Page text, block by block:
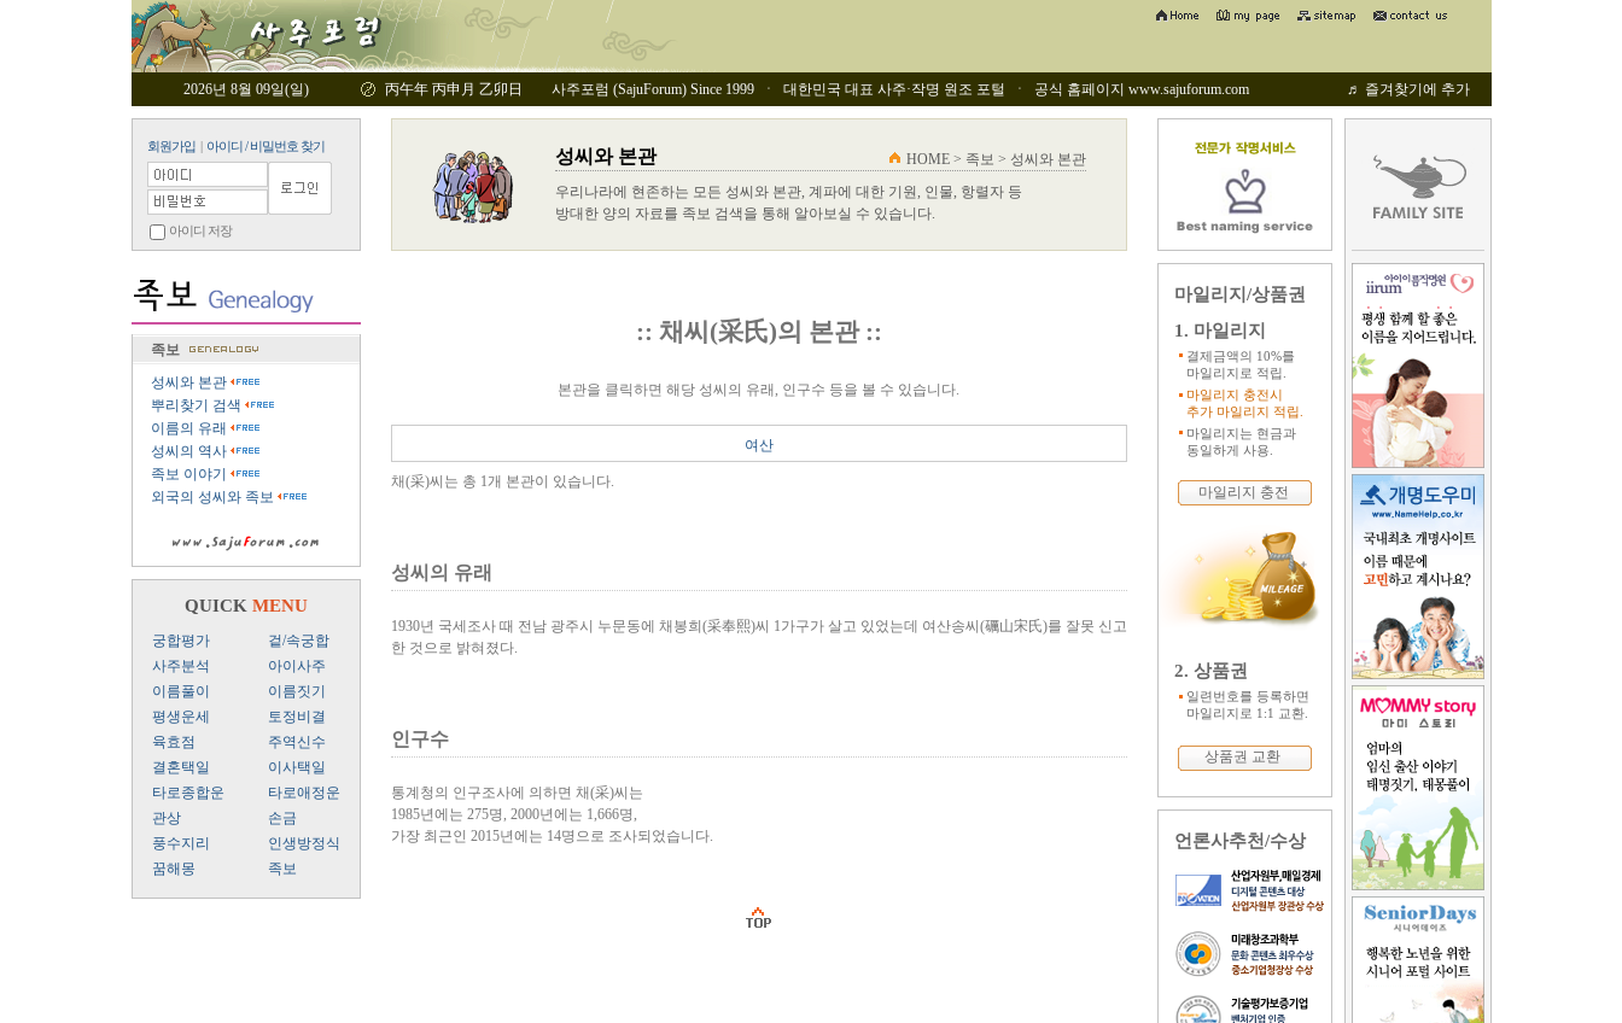
2026년 8월 09일(일) 丙午年 丙申月 乙卯日 사주포럼 (SajuForum) Since 1999 ㆍ 대한민국 대표 사주·작명 원조 포털 ㆍ 공식 홈페이지 www.sajuforum.com ♬ 즐겨찾기에 추가
회원가입| 아이디 / 비밀번호 찾기
아이디 저장
족보
성씨와 본관
뿌리찾기 검색
이름의 유래
성씨의 역사
족보 이야기
외국의 성씨와 족보
QUICK MENU
궁합평가
겉/속궁합
사주분석
아이사주
이름풀이
이름짓기
평생운세
토정비결
육효점
주역신수
결혼택일
이사택일
타로종합운
타로애정운
관상
손금
풍수지리
인생방정식
꿈해몽
족보
성씨와 본관
HOME > 족보 > 성씨와 본관
우리나라에 현존하는 모든 성씨와 본관, 계파에 대한 기원, 인물, 항렬자 등
방대한 양의 자료를 족보 검색을 통해 알아보실 수 있습니다.
:: 채씨(采氏)의 본관 ::
본관을 클릭하면 해당 성씨의 유래, 인구수 등을 볼 수 있습니다.
여산
채(采)씨는 총 1개 본관이 있습니다.
성씨의 유래
1930년 국세조사 때 전남 광주시 누문동에 채봉희(采奉熙)씨 1가구가 살고 있었는데 여산송씨(礪山宋氏)를 잘못 신고
한 것으로 밝혀졌다.
인구수
통계청의 인구조사에 의하면 채(采)씨는
1985년에는 275명, 2000년에는 1,666명,
가장 최근인 2015년에는 14명으로 조사되었습니다.
마일리지/상품권
1. 마일리지
결제금액의 10%를
마일리지로 적립.
마일리지 충전시
추가 마일리지 적립.
마일리지는 현금과
동일하게 사용.
마일리지 충전
2. 상품권
일련번호를 등록하면
마일리지로 1:1 교환.
상품권 교환
언론사추천/수상